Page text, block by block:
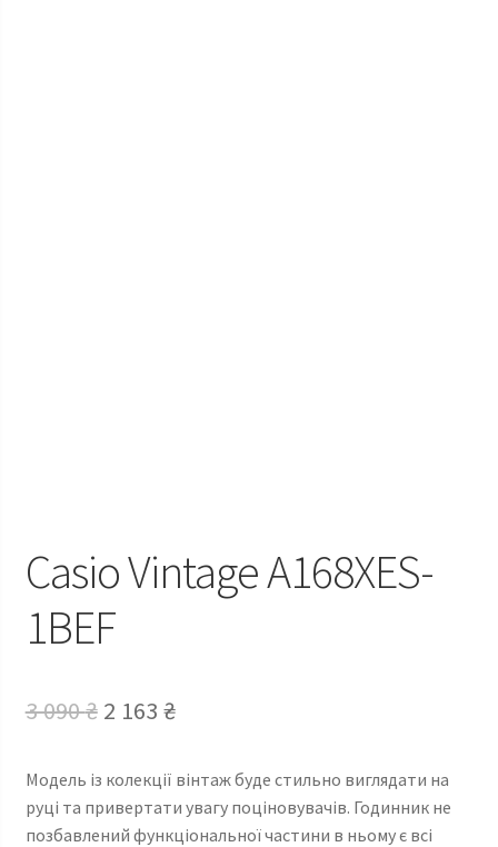
Casio Vintage A168XES-
1BEF
3 090₴ Оригінальна
3
090 ₴.
2 163 ₴Поточна
2
163 ₴.
Модель із колекції вінтаж буде стильно виглядати на
руці та привертати увагу поціновувачів. Годинник не
позбавлений функціональної частини в ньому є всі